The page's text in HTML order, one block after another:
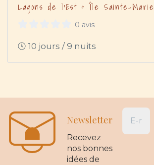
Lagons de l’Est & Île Sainte-Marie
0 avis
10 jours / 9 nuits
Newsletter
Recevez
nos bonnes
idées de